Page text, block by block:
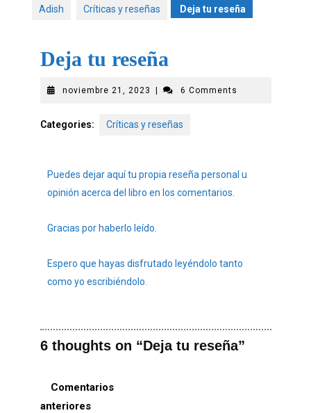
Adish Críticas y reseñas Deja tu reseña
Deja tu reseña
noviembre 21, 2023 | 6 Comments
Categories: Críticas y reseñas
Puedes dejar aquí tu propia reseña personal u
opinión acerca del libro en los comentarios.
Gracias por haberlo leído.
Espero que hayas disfrutado leyéndolo tanto
como yo escribiéndolo.
6 thoughts on “Deja tu reseña”
Comentarios
anteriores